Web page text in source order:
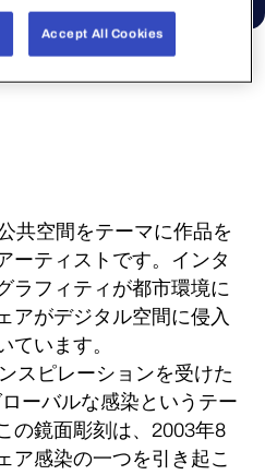
共空間をテーマに作品を
ーティストです。インタ
ラフィティが都市環境に
アがデジタル空間に侵入
ています。
スピレーションを受けた
ーバルな感染というテー
の鏡面彫刻は、2003年8
ア感染の一つを引き起こ
Accept All Cookies